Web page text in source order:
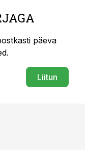
päeva
Liitun